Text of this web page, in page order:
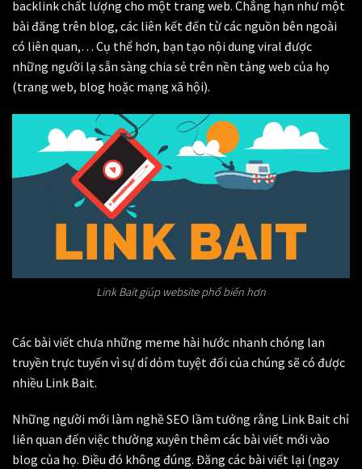
backlink chất lượng cho một trang web. Chẳng hạn như một
bài đăng trên blog, các liên kết đến từ các nguồn bên ngoài
có liên quan,… Cụ thể hơn, bạn tạo nội dung viral được
những người lạ sẵn sàng chia sẻ trên nền tảng web của họ
(trang web, blog hoặc mạng xã hội).
Link Bait giúp website phổ biến hơn
Các bài viết chưa những meme hài hước nhanh chóng lan
truyền trực tuyến vì sự dí dỏm tuyệt đối của chúng sẽ có được
nhiều Link Bait.
Những người mới làm nghề SEO lầm tưởng rằng Link Bait chỉ
liên quan đến việc thường xuyên thêm các bài viết mới vào
blog của họ. Điều đó không đúng. Đăng các bài viết lại (ngay